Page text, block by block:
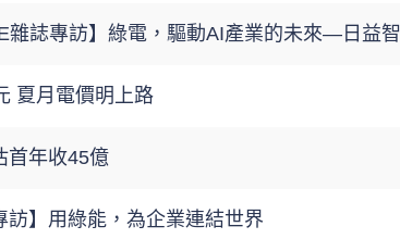
雜誌專訪】綠電，驅動AI產業的未來—日益
夏月電價明上路
首年收45億
訪】用綠能，為企業連結世界